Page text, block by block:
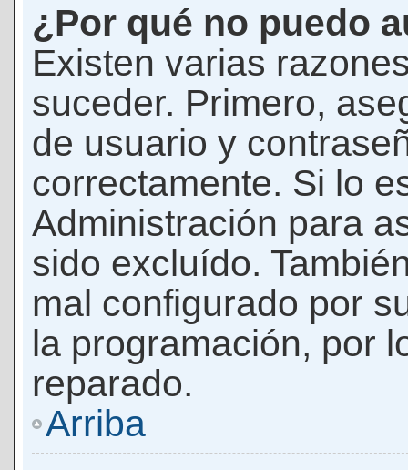
¿Por qué no puedo
Existen varias
suceder. Primero,
de usuario y
correctamente. Si lo
Administración para
sido excluído.
mal configurado por
la programación, por
reparado.
Arriba